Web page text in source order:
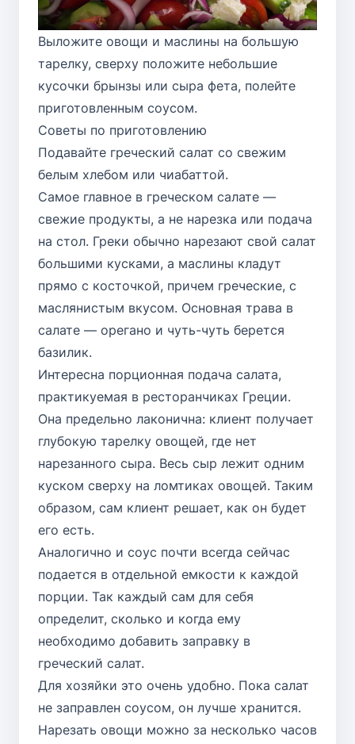
Выложите овощи и маслины на большую
тарелку, сверху положите небольшие
кусочки брынзы или сыра фета, полейте
приготовленным соусом.
Советы по приготовлению
Подавайте греческий салат со свежим
белым хлебом или чиабаттой.
Самое главное в греческом салате —
свежие продукты, а не нарезка или подача
на стол. Греки обычно нарезают свой салат
большими кусками, а маслины кладут
прямо с косточкой, причем греческие, с
маслянистым вкусом. Основная трава в
салате — орегано и чуть-чуть берется
базилик.
Интересна порционная подача салата,
практикуемая в ресторанчиках Греции.
Она предельно лаконична: клиент получает
глубокую тарелку овощей, где нет
нарезанного сыра. Весь сыр лежит одним
куском сверху на ломтиках овощей. Таким
образом, сам клиент решает, как он будет
его есть.
Аналогично и соус почти всегда сейчас
подается в отдельной емкости к каждой
порции. Так каждый сам для себя
определит, сколько и когда ему
необходимо добавить заправку в
греческий салат.
Для хозяйки это очень удобно. Пока салат
не заправлен соусом, он лучше хранится.
Нарезать овощи можно за несколько часов